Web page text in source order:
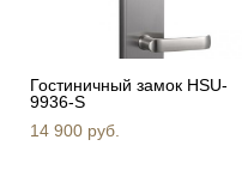
Гостиничный замок HSU-
9936-S
14 900 pуб.